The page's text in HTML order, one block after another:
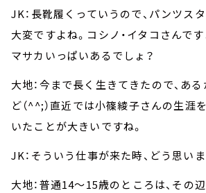
JK：長靴履くっていうので、パンツス
大変ですよね。コシノ・イタコさんです
マサカいっぱいあるでしょ？
大地：今まで長く生きてきたので、あ
ど（^^;）直近では小篠綾子さんの生涯
いたことが大きいですね。
JK：そういう仕事が来た時、どう思い
大地：普通14～15歳のところは、その